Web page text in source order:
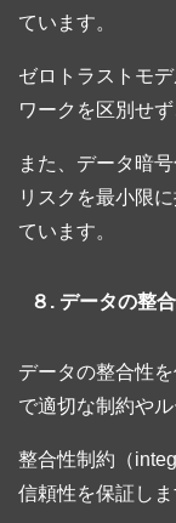
ています。
ゼロトラストモ
ワークを区別せ
また、データ暗
リスクを最小限
ています。
８. データの整
データの整合性
で適切な制約や
整合性制約（
信頼性を保証しま